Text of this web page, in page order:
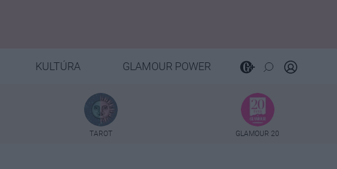
KULTÚRA GLAMOUR POWER
TAROT GLAMOUR 20